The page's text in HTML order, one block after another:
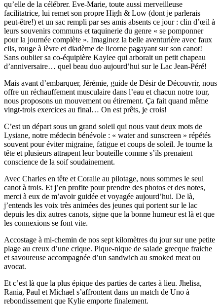
qu’elle de la célébrer. Eve-Marie, toute aussi merveilleuse
facilitatrice, lui remet son propre High & Low (dont je parlerais
peut-être!) et un sac rempli par ses amis absents ce jour : clin d’œil à
leurs souvenirs communs et taquinerie du genre « se pomponner
pour la journée complète ». Imaginez la belle aventurière avec faux
cils, rouge à lèvre et diadème de licorne pagayant sur son canot!
Sans oublier sa co-équipière Kaylee qui arborait un petit chapeau
d’anniversaire… quel beau duo aujourd’hui sur le Lac Jean-Péré!
Mais avant d’embarquer, Jérémie, guide de Désir de Découvrir, nous
offre un réchauffement musculaire dans l’eau et chacun notre tour,
nous proposons un mouvement ou étirement. Ça fait quand même
vingt-trois exercices au final… On est prêts, je crois!
C’est un départ sous un grand soleil qui nous vaut deux mots de
Lysiane, notre médecin bénévole : « water and sunscreen » répétés
souvent pour éviter migraine, fatigue et coups de soleil. Je tourne la
tête et plusieurs attrapent leur bouteille comme s’ils prenaient
conscience de la soif soudainement.
Avec Charles en tête et Coralie au pilotage, nous sommes le seul
canot à trois. Et j’en profite pour prendre des photos et des notes,
merci à eux de m’avoir guidée et voyagée aujourd’hui. De là,
j’entends les voix très animées des jeunes qui portent sur le lac
depuis les dix autres canots, signe que la bonne humeur est là et que
les connexions se font vite.
Accostage à mi-chemin de nos sept kilomètres du jour sur une petite
plage au creux d’une crique. Pique-nique de salade grecque fraiche
et savoureuse accompagnée d’un sandwich au smoked meat ou
avocat.
Et c’est là que la plus épique des parties de cartes à lieu. Jhelisa,
Rania, Paul et Michael s’affrontent dans un match de Uno à
rebondissement que Kylie emporte finalement.